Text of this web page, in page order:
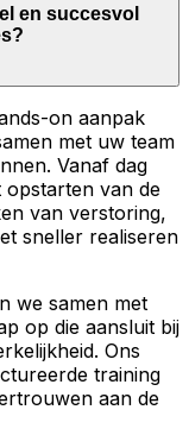
en succesvol
on aanpak
met uw team
Vanaf dag
van de
van verstoring,
sneller realiseren
we samen met
op die aansluit bij
Ons
training
aan de